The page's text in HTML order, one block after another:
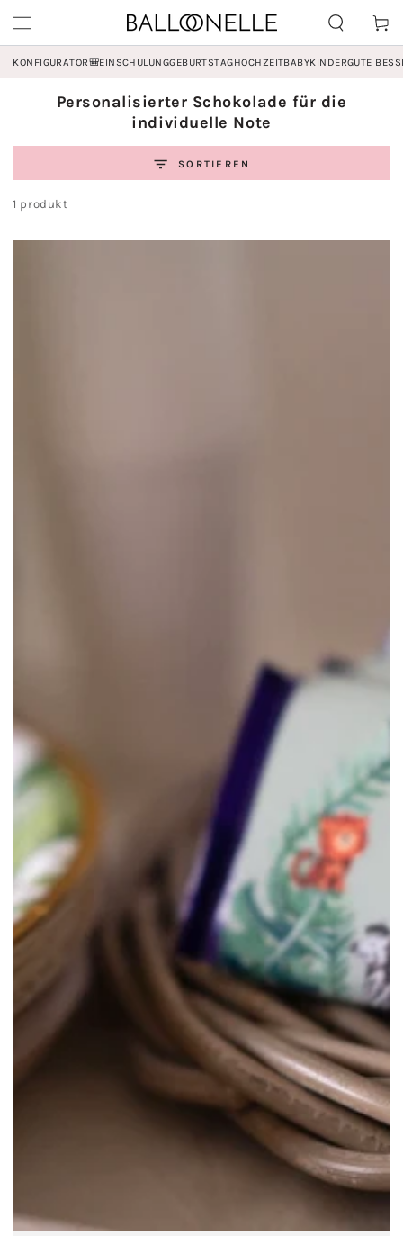
SPRINGEN
KONFIGURATOR🎒EINSCHULUNGGEBURTSTAGHOCHZEITBABYKINDERGUTE
Kollektion:
Personalisierter Schokolade für die
individuelle Note
SORTIEREN
1 produkt